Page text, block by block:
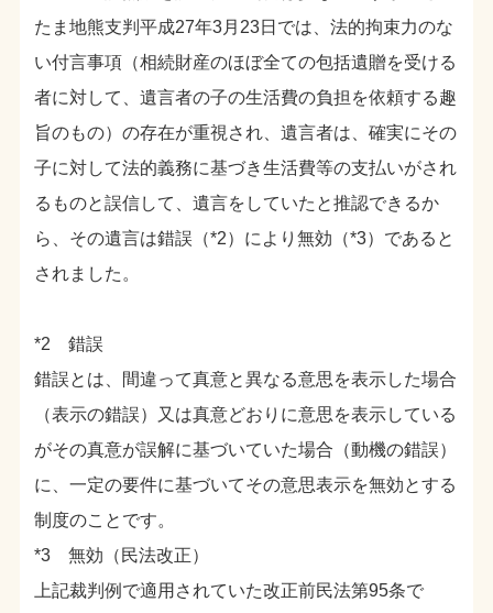
たま地熊支判平成27年3月23日では、法的拘束力のな
い付言事項（相続財産のほぼ全ての包括遺贈を受ける
者に対して、遺言者の子の生活費の負担を依頼する趣
旨のもの）の存在が重視され、遺言者は、確実にその
子に対して法的義務に基づき生活費等の支払いがされ
るものと誤信して、遺言をしていたと推認できるか
ら、その遺言は錯誤（*2）により無効（*3）であると
されました。
*2 錯誤
錯誤とは、間違って真意と異なる意思を表示した場合
（表示の錯誤）又は真意どおりに意思を表示している
がその真意が誤解に基づいていた場合（動機の錯誤）
に、一定の要件に基づいてその意思表示を無効とする
制度のことです。
*3 無効（民法改正）
上記裁判例で適用されていた改正前民法第95条で